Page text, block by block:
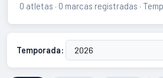
0 atletas · 0 marcas registradas ·
Temporada: